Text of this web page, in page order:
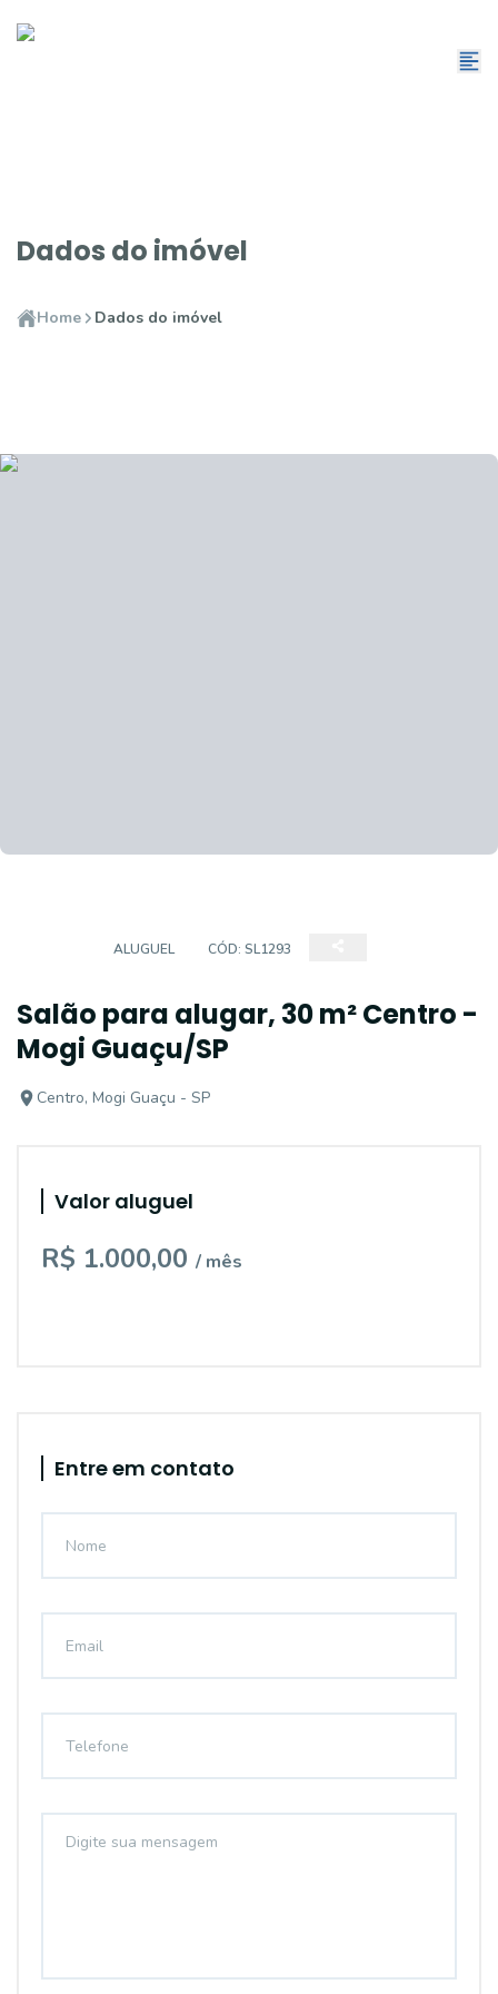
Dados do imóvel
Home Dados do imóvel
ALUGUEL CÓD: SL1293
Salão para alugar, 30 m² Centro -
Mogi Guaçu/SP
Centro, Mogi Guaçu - SP
Valor aluguel
R$ 1.000,00 / mês
Entre em contato